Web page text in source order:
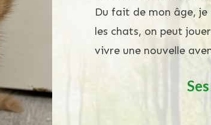
Du fait de mon âge, je
les chats, on peut
vivre une nouvelle